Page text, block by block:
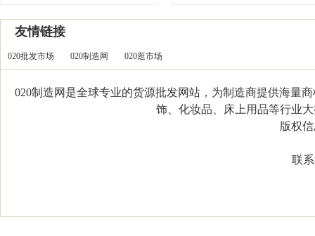
友情链接
020批发市场 020制造网 020逛市场
020制造网是全球专业的货源批发网站，为制造商提供海量
饰、化妆品、床上用品等行业
版权信
联